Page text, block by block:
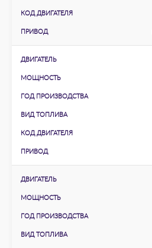
КОД ДВИГАТЕЛЯ
ПРИВОД
ДВИГАТЕЛЬ
МОЩНОСТЬ
ГОД ПРОИЗВОДСТВА
ВИД ТОПЛИВА
КОД ДВИГАТЕЛЯ
ПРИВОД
ДВИГАТЕЛЬ
МОЩНОСТЬ
ГОД ПРОИЗВОДСТВА
ВИД ТОПЛИВА